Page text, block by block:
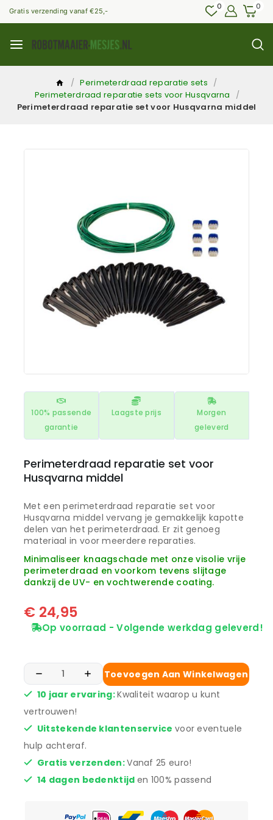
Gratis verzending vanaf €25,- 0 0
/ Perimeterdraad reparatie sets /
Perimeterdraad reparatie sets voor Husqvarna
/
Perimeterdraad reparatie set voor Husqvarna middel
100% passende
garantie
Laagste prijs
Morgen
geleverd
Perimeterdraad reparatie set voor
Husqvarna middel
Met een perimeterdraad reparatie set voor
Husqvarna middel vervang je gemakkelijk kapotte
delen van het perimeterdraad. Er zit genoeg
materiaal in voor meerdere reparaties.
Minimaliseer knaagschade met onze visolie vrije
perimeterdraad en voorkom tevens slijtage
dankzij de UV- en vochtwerende coating.
€ 24,95
Op voorraad - Volgende werkdag geleverd!
Toevoegen Aan Winkelwagen
10 jaar ervaring:Kwaliteit waarop u kunt
vertrouwen!
Uitstekende klantenservice voor eventuele
hulp achteraf.
Gratis verzenden:Vanaf 25 euro!
14 dagen bedenktijd en 100% passend